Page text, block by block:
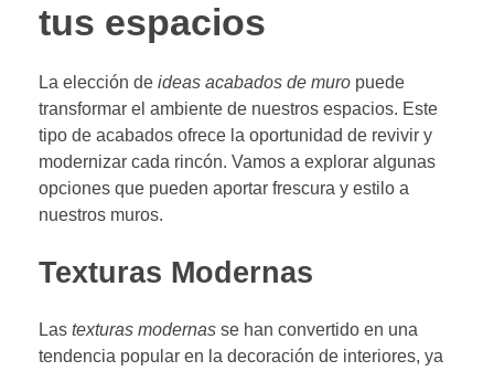
tus espacios
La elección de ideas acabados de muro puede
transformar el ambiente de nuestros espacios. Este
tipo de acabados ofrece la oportunidad de revivir y
modernizar cada rincón. Vamos a explorar algunas
opciones que pueden aportar frescura y estilo a
nuestros muros.
Texturas Modernas
Las texturas modernas se han convertido en una
tendencia popular en la decoración de interiores, ya